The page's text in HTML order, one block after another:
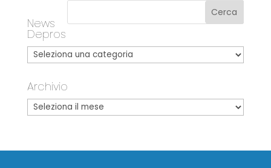
News
Depros
Archivio